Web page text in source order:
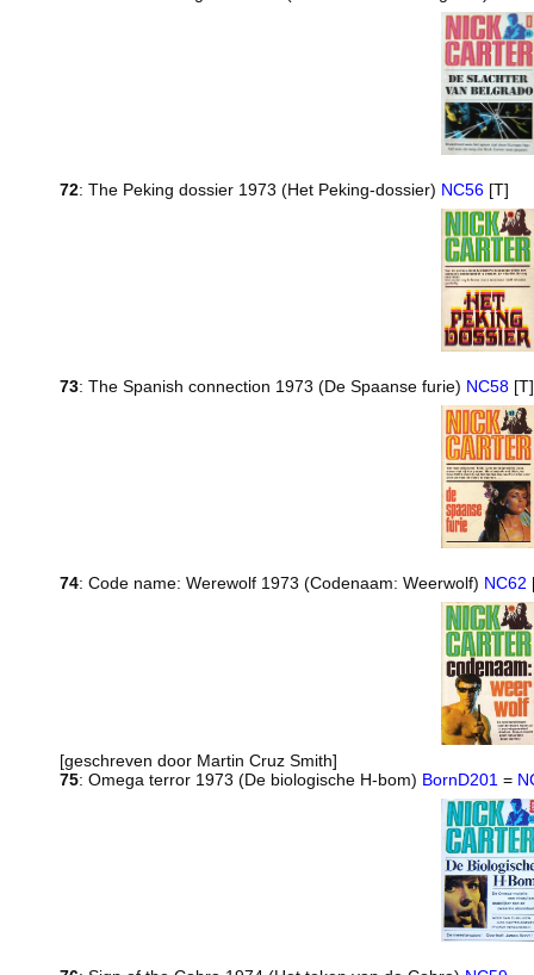
72: The Peking dossier 1973 (Het Peking-dossier) NC56 [T]
73: The Spanish connection 1973 (De Spaanse furie) NC58 [T]
74: Code name: Werewolf 1973 (Codenaam: Weerwolf) NC62
[geschreven door Martin Cruz Smith]
75: Omega terror 1973 (De biologische H-bom) BornD201 =